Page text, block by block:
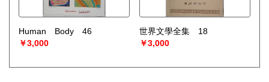
Human Body 46
￥3,000
世界文學全集 18
￥3,000